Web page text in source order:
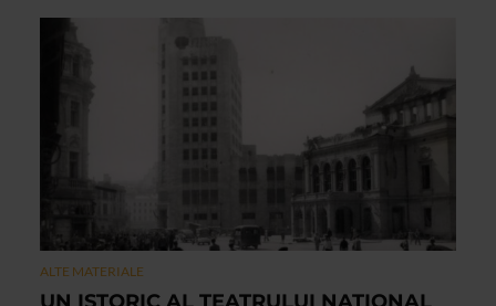
ALTE MATERIALE